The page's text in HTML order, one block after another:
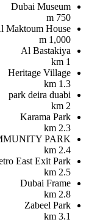
Dubai Museum
750 m
Maktoum House
1,000 m
Al Bastakiya
1 km
Heritage Village
1.3 km
park deira duabi
2 km
Karama Park
2.3 km
PARK
2.4 km
East Exit Park
2.5 km
Dubai Frame
2.8 km
Zabeel Park
3.1 km